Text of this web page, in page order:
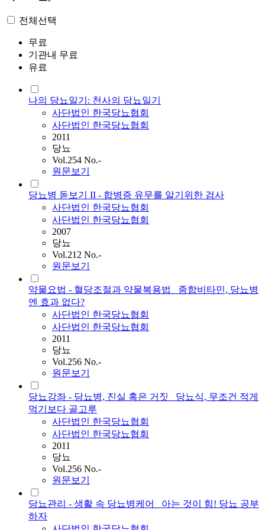
전체선택
무료
기관내 무료
유료
나의 당뇨일기: 천사의 당뇨일기
사단법인 한국당뇨협회
사단법인 한국당뇨협회
2011
당뇨
Vol.254 No.-
원문보기
당뇨병 돋보기 II - 합병증 유무를 알기위한 검사
사단법인 한국당뇨협회
사단법인 한국당뇨협회
2007
당뇨
Vol.212 No.-
원문보기
약물요법 - 혈당조절과 약물복용법 _종합비타민, 당뇨병
엔 효과 없다?
사단법인 한국당뇨협회
사단법인 한국당뇨협회
2011
당뇨
Vol.256 No.-
원문보기
당뇨강좌 - 당뇨병, 진실 혹은 거짓 _당뇨식, 무조건 적게
먹기보다 골고루
사단법인 한국당뇨협회
사단법인 한국당뇨협회
2011
당뇨
Vol.256 No.-
원문보기
당뇨관리 - 생활 속 당뇨병케어 _아는 것이 힘! 당뇨 공부
하자